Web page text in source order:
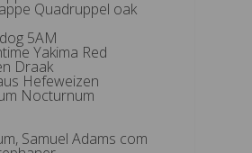
Quadruppel oak
5AM
Yakima Red
Draak
Hefeweizen
Nocturnum
Samuel Adams com